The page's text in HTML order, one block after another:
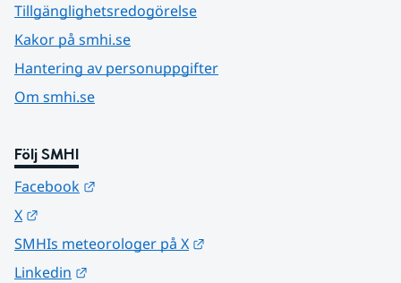
Tillgänglighetsredogörelse
Kakor på smhi.se
Hantering av personuppgifter
Om smhi.se
Följ SMHI
Facebook
X
SMHIs meteorologer på X
Linkedin